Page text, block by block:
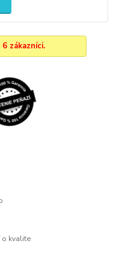
zákazníci.
o kvalite